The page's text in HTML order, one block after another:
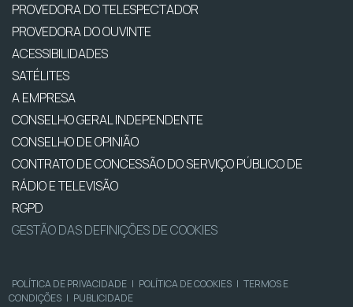
PROVEDORA DO TELESPECTADOR
PROVEDORA DO OUVINTE
ACESSIBILIDADES
SATÉLITES
A EMPRESA
CONSELHO GERAL INDEPENDENTE
CONSELHO DE OPINIÃO
CONTRATO DE CONCESSÃO DO SERVIÇO PÚBLICO DE
RÁDIO E TELEVISÃO
RGPD
GESTÃO DAS DEFINIÇÕES DE COOKIES
POLÍTICA DE PRIVACIDADE | POLÍTICA DE COOKIES | TERMOS E
CONDIÇÕES | PUBLICIDADE